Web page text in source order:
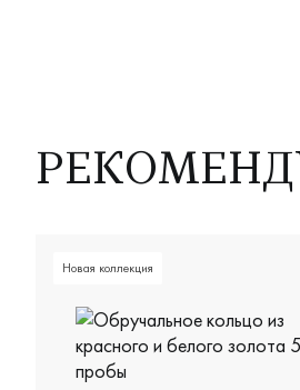
Новая коллекция